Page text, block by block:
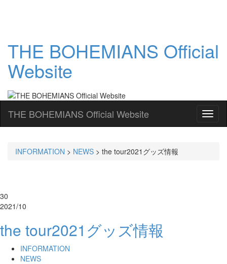
THE BOHEMIANS Official
Website
THE BOHEMIANS Official Website
INFORMATION > NEWS > the tour2021グッズ情報
30
2021/10
the tour2021グッズ情報
INFORMATION
NEWS